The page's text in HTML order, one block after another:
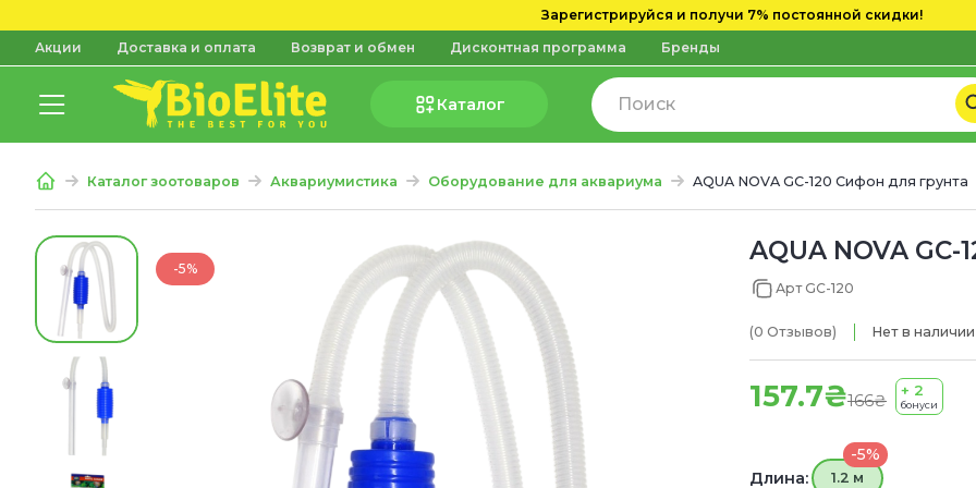
Зарегистрируйся и получи 7% постоянной скидки!
Акции Доставка и оплата Возврат и обмен Дисконтная программа Бренды
Каталог
Каталог зоотоваров Аквариумистика Оборудование для аквариума AQUA NOVA GC-120 Сифон для грунта
-5%
AQUA NOVA
Арт GC-120
(0 Отзывов) Нет в наличии
157.7₴166₴
+ 2
бонуси
Длина:
-5%
1.2 м